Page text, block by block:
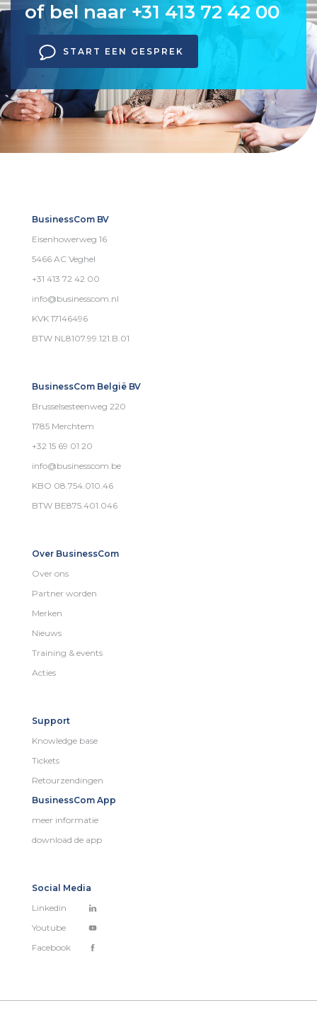
of bel naar +31 413 72 42 00
START EEN GESPREK
BusinessCom BV
Eisenhowerweg 16
5466 AC Veghel
+31 413 72 42 00
info@businesscom.nl
KVK 17146496
BTW NL8107.99.121.B.01
BusinessCom België BV
Brusselsesteenweg 220
1785 Merchtem
+32 15 69 01 20
info@businesscom.be
KBO 08.754.010.46
BTW BE875.401.046
Over BusinessCom
Over ons
Partner worden
Merken
Nieuws
Training & events
Acties
Support
Knowledge base
Tickets
Retourzendingen
BusinessCom App
meer informatie
download de app
Social Media
Linkedin
Youtube
Facebook